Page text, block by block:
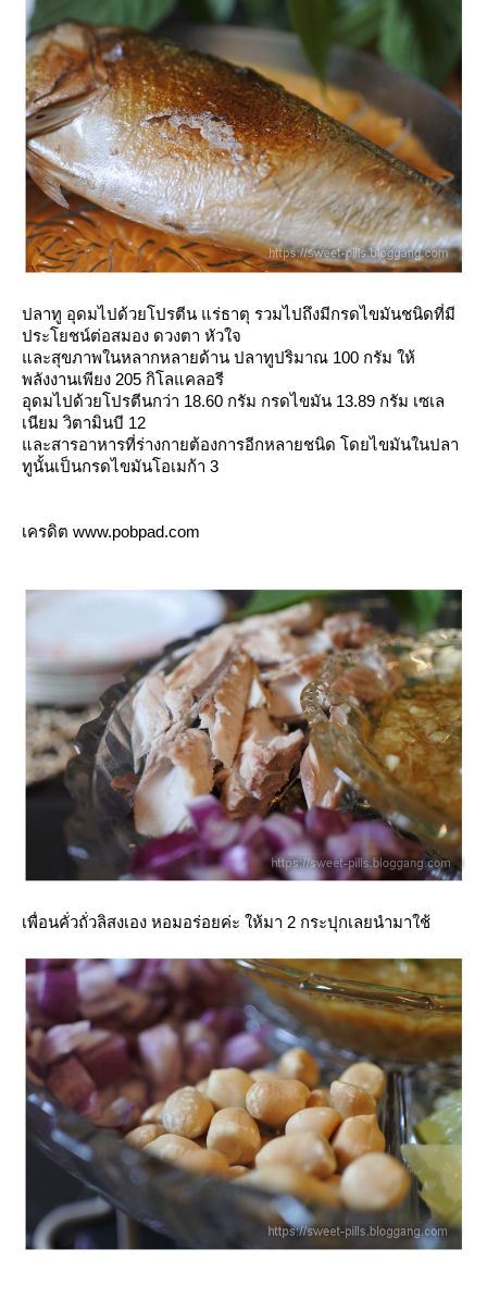
ปลาทู อุดมไปด้วยโปรตีน แร่ธาตุ รวมไปถึงมีกรดไขมันชนิดที่มี
ประโยชน์ต่อสมอง ดวงตา หัวใจ
ละสุขภาพในหลากหลายด้าน ปลาทูปริมาณ 100 กรัม ให้
พลังงานเพียง 205 กิโลแคลอรี
อุดมไปด้วยโปรตีนกว่า 18.60 กรัม กรดไขมัน 13.89 กรัม เซเล
เนียม วิตามินบี 12
ละสารอาหารที่ร่างกายต้องการอีกหลายชนิด โดยไขมันในปลา
ทูนั้นเป็นกรดไขมันโอเมก้า 3
เครดิต www.pobpad.com
เพื่อนคั่วถั่วลิสงเอง หอมอร่อยค่ะ ให้มา 2 กระปุกเลยนำมาใช้